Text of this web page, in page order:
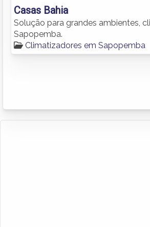
Casas Bahia
Solução para grandes ambientes,
Sapopemba.
Climatizadores em Sapopemba